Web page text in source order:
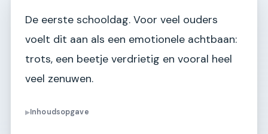
De eerste schooldag. Voor veel ouders
voelt dit aan als een emotionele achtbaan:
trots, een beetje verdrietig en vooral heel
veel zenuwen.
▶Inhoudsopgave